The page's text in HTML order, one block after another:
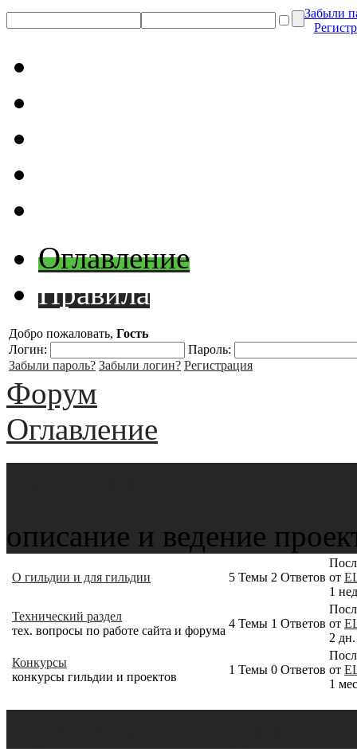
Забыли
Оглавление
Правила
Добро пожаловать, Гость
Логин:
Пароль:
Забыли пароль? Забыли логин? Регистрация
Форум
Оглавление
описание и ведение
О гильдии и для гильдии 5 Темы 2 Ответов от
1
Технический раздел
тех. вопросы по работе сайта и форума
4 Темы 1 Ответов от
2
Конкурсы
конкурсы гильдии и проектов
1 Темы 0 Ответов от
1